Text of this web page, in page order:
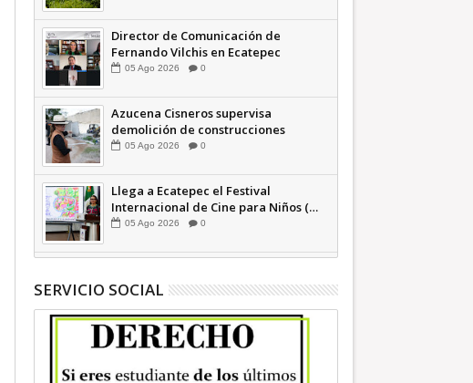
Director de Comunicación de
Fernando Vilchis en Ecatepec
financió publicaciones en redes
Cisneros: TEEM | INFORMATIVA
05 Ago 2026 0
Azucena Cisneros supervisa
demolición de construcciones
ilegales en zona federal
05 Ago 2026 0
Llega a Ecatepec el Festival
Internacional de Cine para Niños (…
y no tan Niños) +Video INFORMATIVA
05 Ago 2026 0
SERVICIO SOCIAL